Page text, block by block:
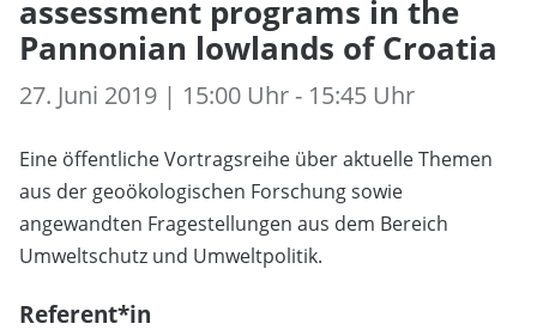
assessment programs in the
Pannonian lowlands of Croatia
27. Juni 2019 | 15:00 Uhr - 15:45 Uhr
Eine öffentliche Vortragsreihe über aktuelle Themen
aus der geoökologischen Forschung sowie
angewandten Fragestellungen aus dem Bereich
Umweltschutz und Umweltpolitik.
Referent*in